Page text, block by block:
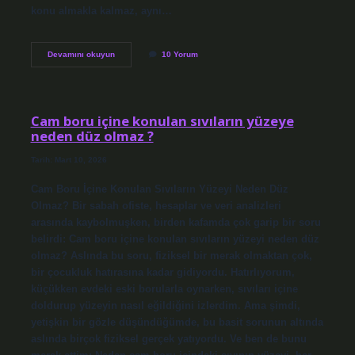
konu almakla kalmaz, aynı…
Devamını okuyunBreaking
10 Yorum
Cam boru içine konulan sıvıların yüzeye
neden düz olmaz ?
Tarih: Mart 10, 2026
Cam Boru İçine Konulan Sıvıların Yüzeyi Neden Düz
Olmaz? Bir sabah ofiste, hesaplar ve veri analizleri
arasında kaybolmuşken, birden kafamda çok garip bir soru
belirdi: Cam boru içine konulan sıvıların yüzeyi neden düz
olmaz? Aslında bu soru, fiziksel bir merak olmaktan çok,
bir çocukluk hatırasına kadar gidiyordu. Hatırlıyorum,
küçükken evdeki eski borularla oynarken, sıvıları içine
doldurup yüzeyin nasıl eğildiğini izlerdim. Ama şimdi,
yetişkin bir gözle düşündüğümde, bu basit sorunun altında
aslında birçok fiziksel gerçek yatıyordu. Ve ben de bunu